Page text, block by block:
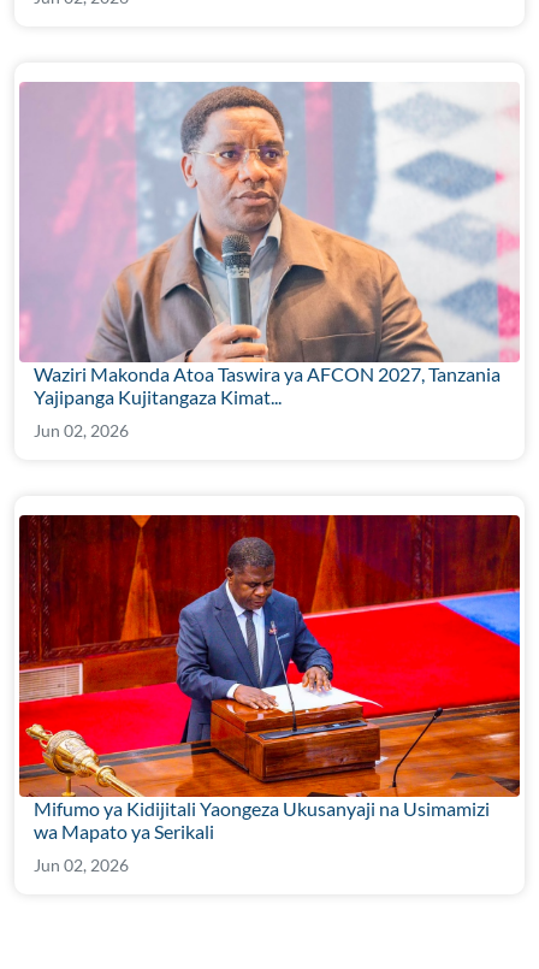
Waziri Makonda Atoa Taswira ya AFCON 2027, Tanzania
Yajipanga Kujitangaza Kimat...
Jun 02, 2026
Mifumo ya Kidijitali Yaongeza Ukusanyaji na Usimamizi
wa Mapato ya Serikali
Jun 02, 2026